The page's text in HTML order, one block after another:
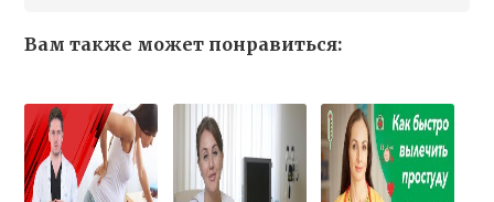
Вам также может понравиться: